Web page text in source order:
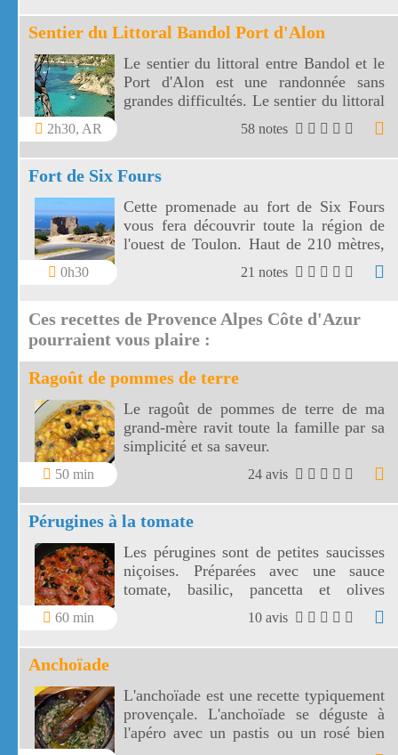
Sentier du Littoral Bandol Port d'Alon
2h30, AR
Le sentier du littoral entre Bandol et le
Port d'Alon est une randonnée sans
grandes difficultés. Le sentier du littoral
Bandol Port d'Alon offre des paysages
58 notes
Fort de Six Fours
0h30
Cette promenade au fort de Six Fours
vous fera découvrir toute la région de
l'ouest de Toulon. Haut de 210 mètres,
le fort de Six Fours vous offre un vaste
panorama vers une côte découpée, des
de Marseille.
21 notes
Ces recettes de Provence Alpes Côte d'Azur
pourraient vous plaire :
Ragoût de pommes de terre
50 min
Le ragoût de pommes de terre de ma
grand-mère ravit toute la famille par sa
simplicité et sa saveur.
24 avis
Pérugines à la tomate
60 min
Les pérugines sont de petites saucisses
niçoises. Préparées avec une sauce
tomate, basilic, pancetta et olives
niçoises, vos pérugines vont
accompagner divinement vos pâtes
fraîches!
10 avis
Anchoïade
L'anchoïade est une recette typiquement
provençale. L'anchoïade se déguste à
l'apéro avec un pastis ou un rosé bien